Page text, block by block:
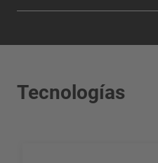
Tecnologías